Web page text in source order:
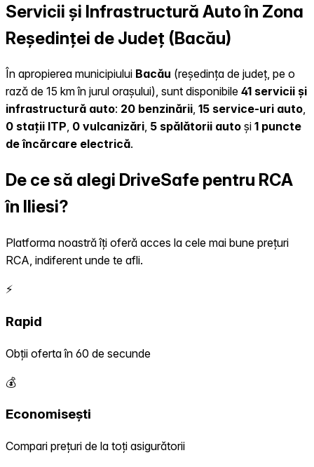
Servicii și Infrastructură Auto în Zona
Reședinței de Județ (Bacău)
În apropierea municipiului Bacău (reședința de județ, pe o
rază de 15 km în jurul orașului), sunt disponibile 41 servicii și
infrastructură auto: 20 benzinării, 15 service-uri auto,
0 stații ITP, 0 vulcanizări, 5 spălătorii auto și 1 puncte
de încărcare electrică.
De ce să alegi DriveSafe pentru RCA
în Iliesi?
Platforma noastră îți oferă acces la cele mai bune prețuri
RCA, indiferent unde te afli.
⚡
Rapid
Obții oferta în 60 de secunde
💰
Economisești
Compari prețuri de la toți asigurătorii